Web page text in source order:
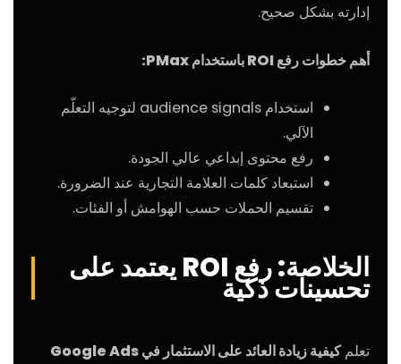
إدارته بشكل صحيح.
أهم خطوات رفع ROI باستخدام PMax:
استخدام audience signals لتوجيه التعلّم
الآلي.
رفع محتوى إبداعي عالي الجودة.
استبعاد كلمات العلامة التجارية عند الضرورة.
تقسيم الحملات حسب الهوامش أو الفئات.
الخلاصة: رفع ROI يعتمد على
تحسينات ذكية
تعلمكيفية زيادة العائد على الاستثمار في Google Ads